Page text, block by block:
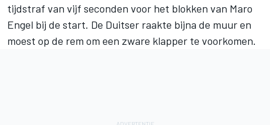
tijdstraf van vijf seconden voor het blokken van Maro
Engel bij de start. De Duitser raakte bijna de muur en
moest op de rem om een zware klapper te voorkomen.